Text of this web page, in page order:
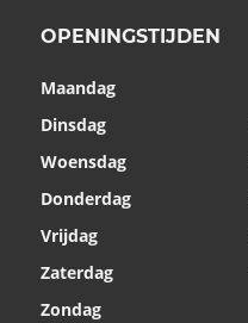
OPENINGSTIJDEN
Maandag
Dinsdag
Woensdag
Donderdag
Vrijdag
Zaterdag
Zondag